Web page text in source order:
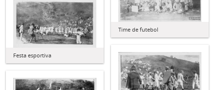
Time de futebol
Festa esportiva